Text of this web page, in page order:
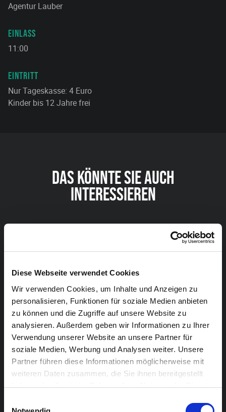
Diese Webseite verwendet Cookies
Wir verwenden Cookies, um Inhalte und Anzeigen zu
personalisieren, Funktionen für soziale Medien anbieten
zu können und die Zugriffe auf unsere Website zu
analysieren. Außerdem geben wir Informationen zu Ihrer
Verwendung unserer Website an unsere Partner für
soziale Medien, Werbung und Analysen weiter. Unsere
Partner führen diese Informationen möglicherweise mit
weiteren Daten zusammen, die Sie ihnen bereitgestellt
haben oder die sie im Rahmen Ihrer Nutzung der Dienste
Agentur Lauber
EINLASS
11:00
EINTRITT
Nur Tageskasse: 4 Euro
Kinder bis 12 Jahre frei
DAS KÖNNTE SIE AUCH
INTERESSIEREN
ROCK POP
12.11.2023 19:00
Sundae@seven
CORNER IN WINSLOW